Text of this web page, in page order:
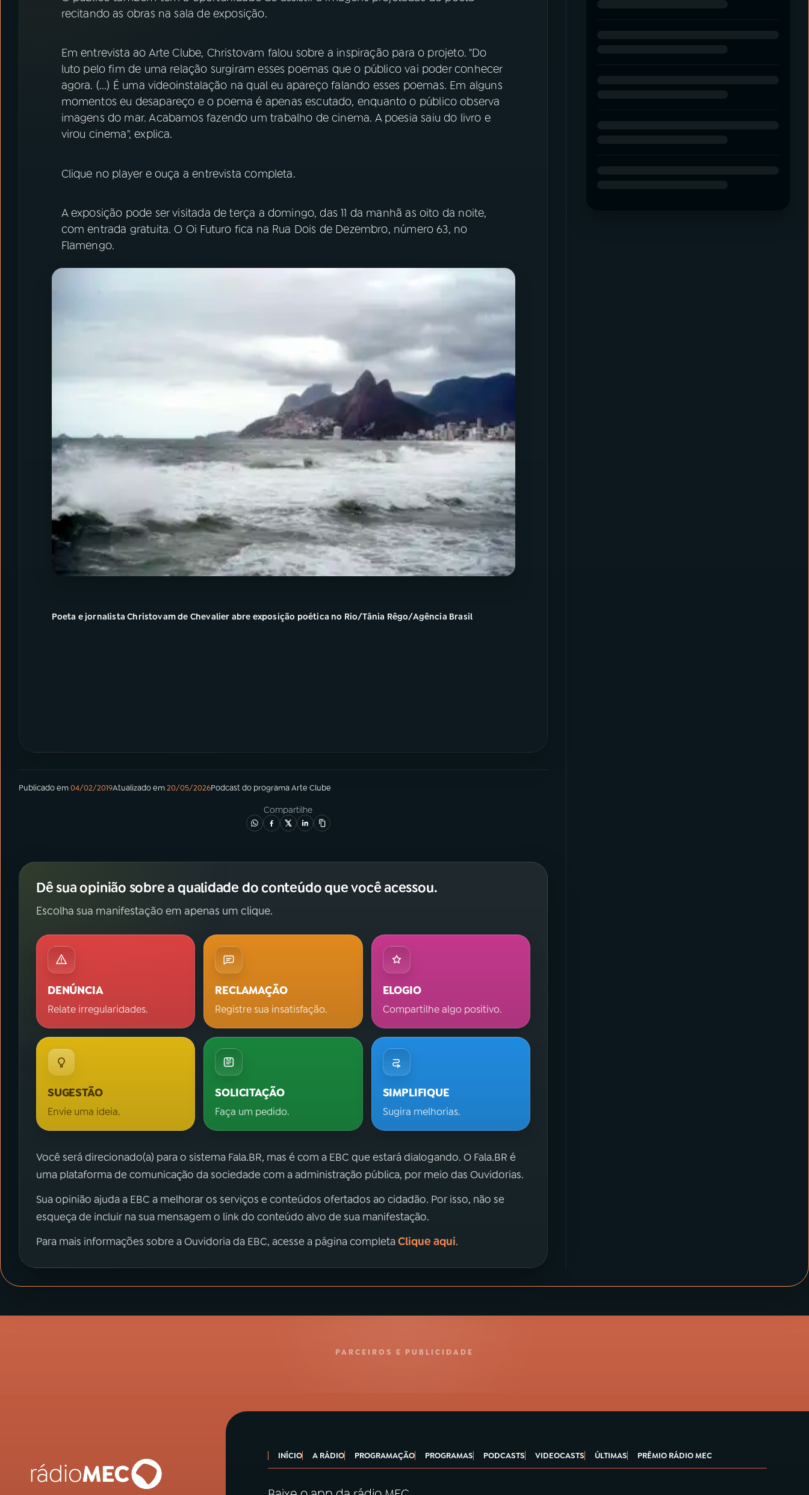
Instagram X
recitando as obras na sala de exposição.
Em entrevista ao Arte Clube, Christovam falou sobre a inspiração para o projeto. "Do
luto pelo fim de uma relação surgiram esses poemas que o público vai poder conhecer
agora. (...) É uma videoinstalação na qual eu apareço falando esses poemas. Em alguns
momentos eu desapareço e o poema é apenas escutado, enquanto o público observa
imagens do mar. Acabamos fazendo um trabalho de cinema. A poesia saiu do livro e
virou cinema", explica.
Clique no player e ouça a entrevista completa.
A exposição pode ser visitada de terça a domingo, das 11 da manhã as oito da noite,
com entrada gratuita. O Oi Futuro fica na Rua Dois de Dezembro, número 63, no
Flamengo.
Poeta e jornalista Christovam de Chevalier abre exposição poética no Rio/Tânia Rêgo/Agência Brasil
Publicado em04/02/2019Atualizado em20/05/2026Podcastdo programaArte Clube
Compartilhe
Dê sua opinião sobre a qualidade do conteúdo que você acessou.
Escolha sua manifestação em apenas um clique.
DENÚNCIA
Relate irregularidades.
RECLAMAÇÃO
Registre sua insatisfação.
ELOGIO
Compartilhe algo positivo.
SUGESTÃO
Envie uma ideia.
SOLICITAÇÃO
Faça um pedido.
SIMPLIFIQUE
Sugira melhorias.
Você será direcionado(a) para o sistema Fala.BR, mas é com a EBC que estará dialogando. O Fala.BR é
uma plataforma de comunicação da sociedade com a administração pública, por meio das Ouvidorias.
Sua opinião ajuda a EBC a melhorar os serviços e conteúdos ofertados ao cidadão. Por isso, não se
esqueça de incluir na sua mensagem o link do conteúdo alvo de sua manifestação.
Para mais informações sobre a Ouvidoria da EBC, acesse a página completaClique aqui.
PARCEIROS E PUBLICIDADE
INÍCIO A RÁDIO PROGRAMAÇÃO PROGRAMAS PODCASTS VIDEOCASTS ÚLTIMAS PRÊMIO RÁDIO MEC